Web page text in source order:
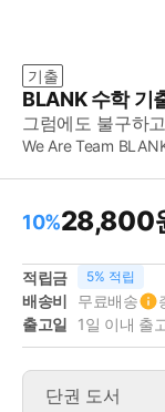
기출
BLANK 수학 기
그럼에도 불구하
We Are Team
10%28,800
적립금 5% 적립
배송비 무료배송
출고일 1일 이내 출
단권 도서